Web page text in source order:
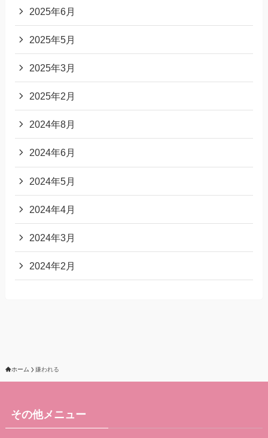
2025年6月
2025年5月
2025年3月
2025年2月
2024年8月
2024年6月
2024年5月
2024年4月
2024年3月
2024年2月
ホーム 嫌われる
その他メニュー